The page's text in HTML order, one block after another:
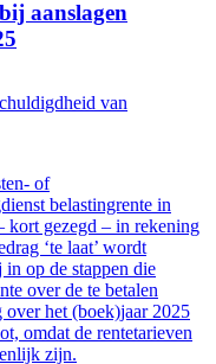
aanslagen
van
of
belastingrente in
kort gezegd – in rekening
‘te laat’ wordt
op de stappen die
over de te betalen
over het (boek)jaar 2025
omdat de rentetarieven
zijn.